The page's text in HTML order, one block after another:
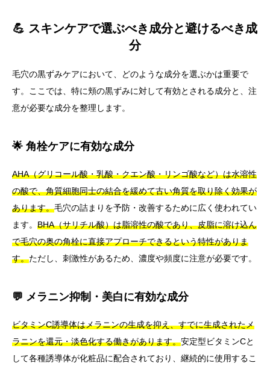
💪 スキンケアで選ぶべき成分と避けるべき成
分
毛穴の黒ずみケアにおいて、どのような成分を選ぶかは重要で
す。ここでは、特に頬の黒ずみに対して有効とされる成分と、注
意が必要な成分を整理します。
🌟 角栓ケアに有効な成分
AHA（グリコール酸・乳酸・クエン酸・リンゴ酸など）は水溶性
の酸で、角質細胞同士の結合を緩めて古い角質を取り除く効果が
あります。毛穴の詰まりを予防・改善するために広く使われてい
ます。 BHA（サリチル酸）は脂溶性の酸であり、皮脂に溶け込ん
で毛穴の奥の角栓に直接アプローチできるという特性がありま
す。ただし、刺激性があるため、濃度や頻度に注意が必要です。
💬 メラニン抑制・美白に有効な成分
ビタミンC誘導体はメラニンの生成を抑え、すでに生成されたメ
ラニンを還元・淡色化する働きがあります。安定型ビタミンCと
して各種誘導体が化粧品に配合されており、継続的に使用するこ